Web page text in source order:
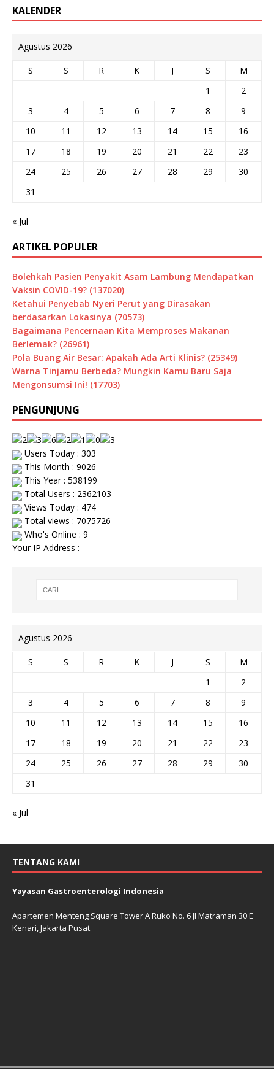
KALENDER
Agustus 2026
S S R K J S
M
1
2
3
4 5 6 7 8
9
10
11 12 13 14 15
16
17
18 19 20 21 22
23
24
25 26 27 28 29
30
31
« Jul
ARTIKEL POPULER
Bolehkah Pasien Penyakit Asam Lambung Mendapatkan
Vaksin COVID-19? (137020)
Ketahui Penyebab Nyeri Perut yang Dirasakan
berdasarkan Lokasinya (70573)
Bagaimana Pencernaan Kita Memproses Makanan
Berlemak? (26961)
Pola Buang Air Besar: Apakah Ada Arti Klinis? (25349)
Warna Tinjamu Berbeda? Mungkin Kamu Baru Saja
Mengonsumsi Ini! (17703)
PENGUNJUNG
Users Today : 303
This Month : 9026
This Year : 538199
Total Users : 2362103
Views Today : 474
Total views : 7075726
Who's Online : 9
Your IP Address :
Agustus 2026
S S R K J S
M
1
2
3
4 5 6 7 8
9
10
11 12 13 14 15
16
17
18 19 20 21 22
23
24
25 26 27 28 29
30
31
« Jul
TENTANG KAMI
Yayasan Gastroenterologi Indonesia
Apartemen Menteng Square Tower A Ruko No. 6 Jl Matraman 30 E
Kenari, Jakarta Pusat.